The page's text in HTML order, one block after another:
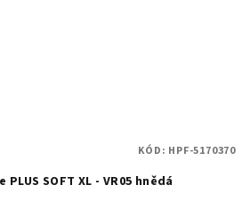
PLUS SOFT XL - VR05 hnědá
KÓD: HPF-5170370